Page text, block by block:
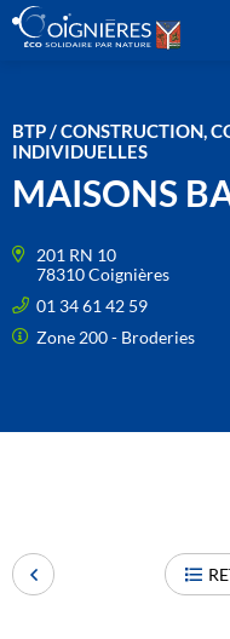
BTP / CONSTRUCTION,
INDIVIDUELLES
MAISONS
201 RN 10
78310 Coignières
01 34 61 42 59
Zone 200 - Broderies